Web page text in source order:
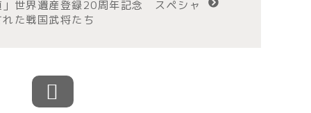
」世界遺産登録20周年記念 スペシャ
た戦国武将たち